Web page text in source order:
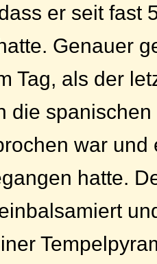
er seit fast
Genauer
Tag, als der
die
war und
hatte.